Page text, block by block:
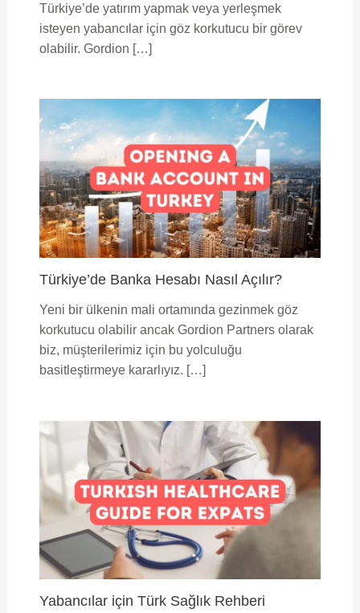
Türkiye’de yatırım yapmak veya yerleşmek
isteyen yabancılar için göz korkutucu bir görev
olabilir. Gordion […]
Türkiye’de Banka Hesabı Nasıl Açılır?
Yeni bir ülkenin mali ortamında gezinmek göz
korkutucu olabilir ancak Gordion Partners olarak
biz, müşterilerimiz için bu yolculuğu
basitleştirmeye kararlıyız. […]
Yabancılar için Türk Sağlık Rehberi